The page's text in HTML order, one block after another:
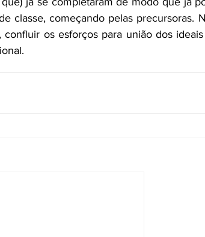
classe, começando pelas precursoras.
confluir os esforços para união dos